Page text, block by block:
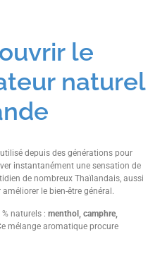
le
naturel
depuis des générations pour
instantanément une sensation de
de nombreux Thaïlandais, aussi
le bien-être général.
naturels : menthol, camphre,
mélange aromatique procure